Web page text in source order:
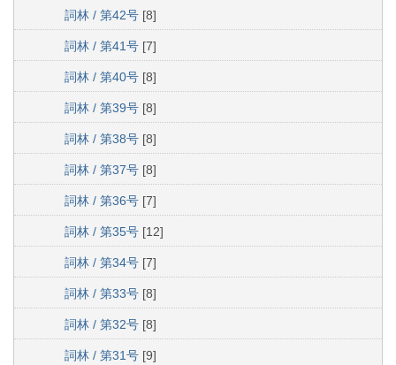
詞林 / 第42号 [8]
詞林 / 第41号 [7]
詞林 / 第40号 [8]
詞林 / 第39号 [8]
詞林 / 第38号 [8]
詞林 / 第37号 [8]
詞林 / 第36号 [7]
詞林 / 第35号 [12]
詞林 / 第34号 [7]
詞林 / 第33号 [8]
詞林 / 第32号 [8]
詞林 / 第31号 [9]